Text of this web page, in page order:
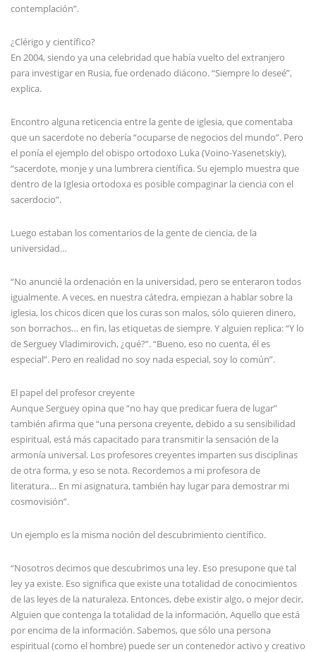
contemplación”.
¿Clérigo y científico?
En 2004, siendo ya una celebridad que había vuelto del extranjero
para investigar en Rusia, fue ordenado diácono. “Siempre lo deseé”,
explica.
Encontro alguna reticencia entre la gente de iglesia, que comentaba
que un sacerdote no debería “ocuparse de negocios del mundo”. Pero
el ponía el ejemplo del obispo ortodoxo Luka (Voino-Yasenetskiy),
“sacerdote, monje y una lumbrera científica. Su ejemplo muestra que
dentro de la Iglesia ortodoxa es posible compaginar la ciencia con el
sacerdocio”.
Luego estaban los comentarios de la gente de ciencia, de la
universidad…
“No anuncié la ordenación en la universidad, pero se enteraron todos
igualmente. A veces, en nuestra cátedra, empiezan a hablar sobre la
iglesia, los chicos dicen que los curas son malos, sólo quieren dinero,
son borrachos… en fin, las etiquetas de siempre. Y alguien replica: “Y lo
de Serguey Vladimirovich, ¿qué?”. “Bueno, eso no cuenta, él es
especial”. Pero en realidad no soy nada especial, soy lo común”.
El papel del profesor creyente
Aunque Serguey opina que “no hay que predicar fuera de lugar”
también afirma que “una persona creyente, debido a su sensibilidad
espiritual, está más capacitado para transmitir la sensación de la
armonía universal. Los profesores creyentes imparten sus disciplinas
de otra forma, y eso se nota. Recordemos a mi profesora de
literatura… En mi asignatura, también hay lugar para demostrar mi
cosmovisión”.
Un ejemplo es la misma noción del descubrimiento científico.
“Nosotros decimos que descubrimos una ley. Eso presupone que tal
ley ya existe. Eso significa que existe una totalidad de conocimientos
de las leyes de la naturaleza. Entonces, debe existir algo, o mejor decir,
Alguien que contenga la totalidad de la información, Aquello que está
por encima de la información. Sabemos, que sólo una persona
espiritual (como el hombre) puede ser un contenedor activo y creativo